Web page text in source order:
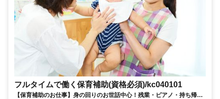
フルタイムで働く保育補助(資格必須)/kc040101
【保育補助のお仕事】身の回りのお世話中心！残業・ピアノ・持ち帰り